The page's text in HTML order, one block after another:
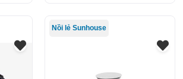
Nồi lẻ Sunhouse